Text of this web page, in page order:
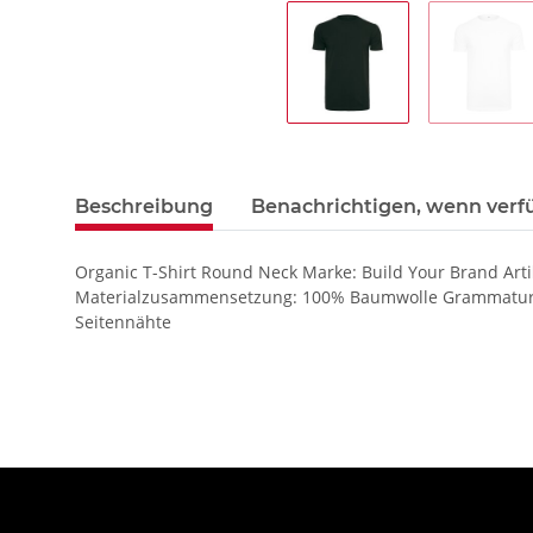
Beschreibung Benachrichtigen, wenn
Organic T-Shirt Round Neck Marke: Build Your Brand
Materialzusammensetzung: 100% Baumwolle
Seitennähte